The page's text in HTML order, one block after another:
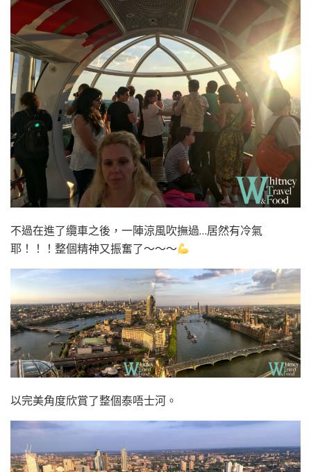
不過在進了纜車之後，一陣涼風吹撫過…居然有冷氣
耶！！！整個精神又振奮了～～～
以完美角度欣賞了整個泰唔士河。